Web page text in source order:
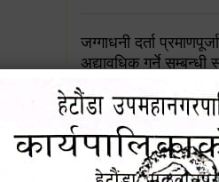
जग्गाधनी दर्ता
अद्यावधिक गर्ने सम्बन्धी
आशय पत्र दर्ता सम्बन्धी
शिक्षक सरुवा सहमतिका